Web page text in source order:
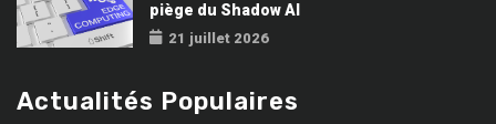
piège du Shadow AI
21 juillet 2026
Actualités Populaires